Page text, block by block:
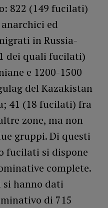
822 (149 fucilati)
ed
in Russia-
dei quali fucilati)
e 1200-1500
del Kazakistan
41 (18 fucilati) fra
zone, ma non
gruppi. Di questi
fucilati si dispone
complete.
hanno dati
di 715